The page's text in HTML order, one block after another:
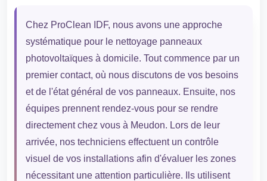
Chez ProClean IDF, nous avons une approche
systématique pour le nettoyage panneaux
photovoltaïques à domicile. Tout commence par un
premier contact, où nous discutons de vos besoins
et de l'état général de vos panneaux. Ensuite, nos
équipes prennent rendez-vous pour se rendre
directement chez vous à Meudon. Lors de leur
arrivée, nos techniciens effectuent un contrôle
visuel de vos installations afin d'évaluer les zones
nécessitant une attention particulière. Ils utilisent